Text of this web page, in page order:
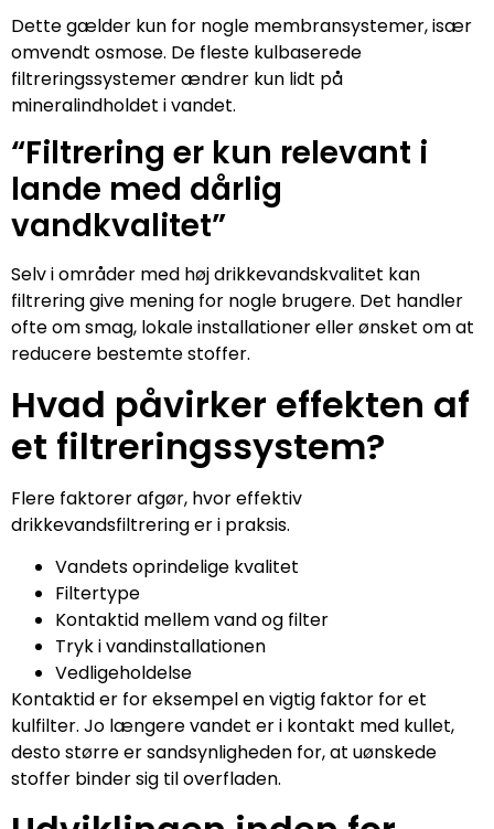
Dette gælder kun for nogle membransystemer, især
omvendt osmose. De fleste kulbaserede
filtreringssystemer ændrer kun lidt på
mineralindholdet i vandet.
“Filtrering er kun relevant i
lande med dårlig
vandkvalitet”
Selv i områder med høj drikkevandskvalitet kan
filtrering give mening for nogle brugere. Det handler
ofte om smag, lokale installationer eller ønsket om at
reducere bestemte stoffer.
Hvad påvirker effekten af
et filtreringssystem?
Flere faktorer afgør, hvor effektiv
drikkevandsfiltrering er i praksis.
Vandets oprindelige kvalitet
Filtertype
Kontaktid mellem vand og filter
Tryk i vandinstallationen
Vedligeholdelse
Kontaktid er for eksempel en vigtig faktor for et
kulfilter. Jo længere vandet er i kontakt med kullet,
desto større er sandsynligheden for, at uønskede
stoffer binder sig til overfladen.